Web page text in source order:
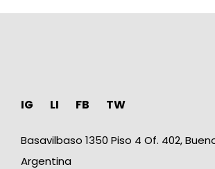
IG LI FB TW
Basavilbaso 1350 Piso 4 Of. 402,
Argentina